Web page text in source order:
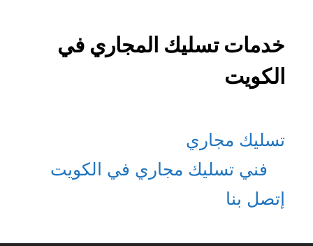
خدمات تسليك المجاري في
الكويت
تسليك مجاري
فني تسليك مجاري في الكويت
إتصل بنا